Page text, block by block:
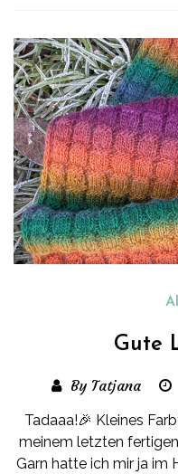
Gute
By Tatjana
Tadaaa!🎉 Kleines
meinem letzten
Garn hatte ich mir ja im